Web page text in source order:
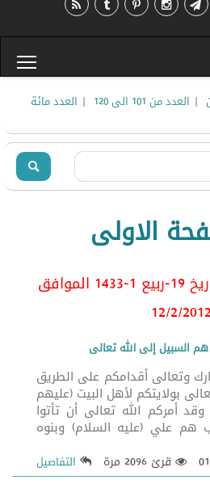
| العدد من 101 الى 120 | العدد مائة
الاولى
صدر هذا العدد بتاريخ 19-ربيع 1-1433 الموافق
12/2/
السبيل إلى الله تعالى
وتعالى أقدامكم على الطريق
بولايتكم لأهل البيت (عليهم
وقد أمركم الله تعالى أن تأتوا
هم علي (عليه السلام) وبنوه
قرئ 2096 مرة
التفاصيل